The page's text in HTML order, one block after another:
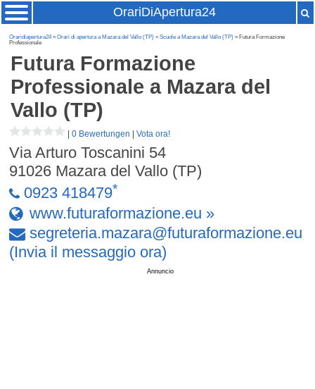
OrariDiApertura24
Oraridiapertura24»Orari di apertura a Mazara del Vallo (TP) »Scuole a Mazara del Vallo (TP) » Futura Formazione
Professionale
Futura Formazione
Professionale a Mazara del
Vallo (TP)
|0 Bewertungen |Vota ora!
Via Arturo Toscanini 54
91026 Mazara del Vallo (TP)
0923 418479*
www.futuraformazione.eu »
segreteria.mazara@futuraformazione.eu
(Invia il messaggio ora)
Annuncio